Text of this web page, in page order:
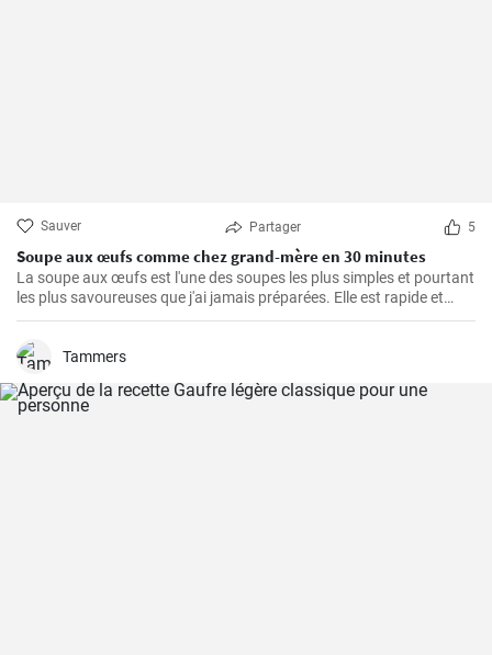
Sauver Partager 5
Soupe aux œufs comme chez grand-mère en 30 minutes
La soupe aux œufs est l'une des soupes les plus simples et pourtant
les plus savoureuses que j'ai jamais préparées. Elle est rapide et
facile à préparer, saine et riche en protéines. J'ai appris cette recette
fois pour le plus grand plaisir de ma famille. Les principaux
délicieuses épices et de délicieux légumes.
Tammers